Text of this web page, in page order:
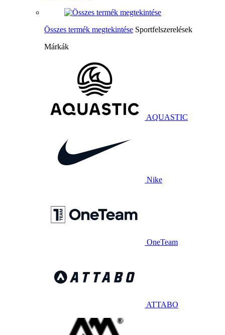
Összes termék megtekintése Sportfelszerelések
Márkák
AQUASTIC
Nike
OneTeam
ATTABO